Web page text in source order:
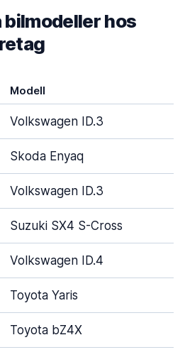
hos
Modell
Volkswagen ID.3
Skoda Enyaq
Volkswagen ID.3
Suzuki SX4 S-Cross
Volkswagen ID.4
Toyota Yaris
Toyota bZ4X